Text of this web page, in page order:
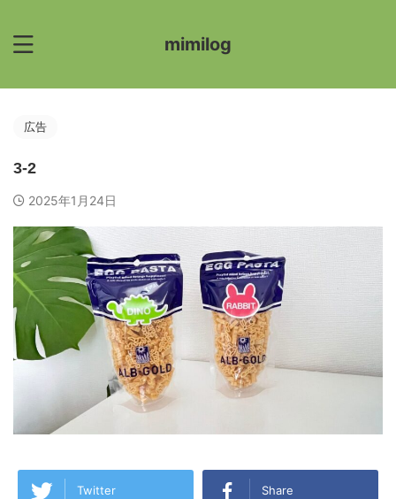
mimilog
広告
3-2
2025年1月24日
Twitter Share